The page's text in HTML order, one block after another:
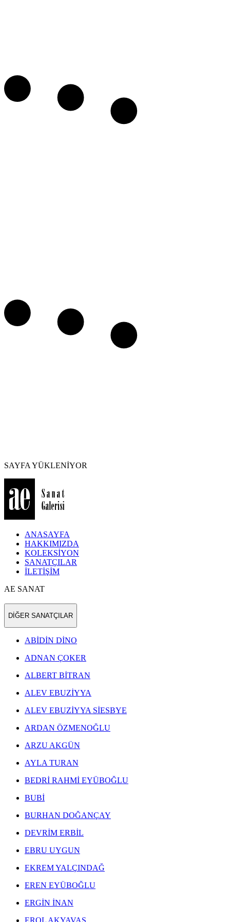
SAYFA YÜKLENİYOR
ANASAYFA
HAKKIMIZDA
KOLEKSİYON
SANATÇILAR
İLETİŞİM
AE SANAT
DİĞER SANATÇILAR
ABİDİN DİNO
ADNAN ÇOKER
ALBERT BİTRAN
ALEV EBUZİYYA
ALEV EBUZİYYA SİESBYE
ARDAN ÖZMENOĞLU
ARZU AKGÜN
AYLA TURAN
BEDRİ RAHMİ EYÜBOĞLU
BUBİ
BURHAN DOĞANÇAY
DEVRİM ERBİL
EBRU UYGUN
EKREM YALÇINDAĞ
EREN EYÜBOĞLU
ERGİN İNAN